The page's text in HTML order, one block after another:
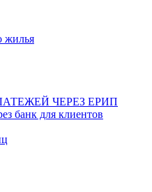
жилья
ЧЕРЕЗ ЕРИП
банк для клиентов